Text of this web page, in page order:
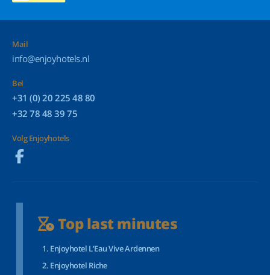
Mail
info@enjoyhotels.nl
Bel
+31 (0) 20 225 48 80
+32 78 48 39 75
Volg Enjoyhotels
Top last minutes
Enjoyhotel L’Eau Vive Ardennen
Enjoyhotel Riche